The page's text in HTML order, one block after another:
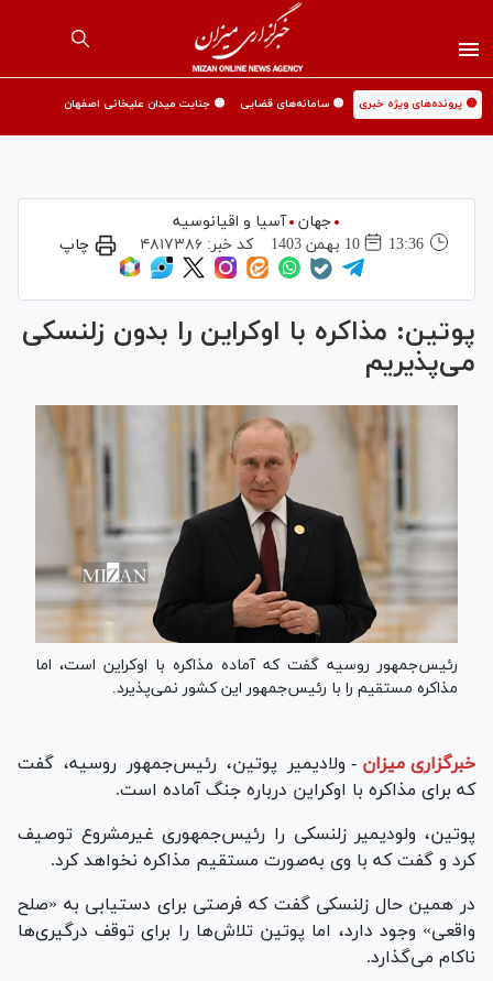
🟡 پرونده‌های ویژه خبری 🟡 سامانه‌های قضایی 🟡 جنایت میدان علیخانی اصفهان
جهان
آسیا و اقیانوسیه
13:36
10 بهمن 1403 کد خبر:۴۸۱۷۳۸۶ چاپ
پوتین: مذاکره با اوکراین را بدون زلنسکی
می‌پذیریم
رئیس‌جمهور روسیه گفت که آماده مذاکره با اوکراین است، اما
مذاکره مستقیم را با رئیس‌جمهور این کشور نمی‌پذیرد.
خبرگزاری میزان - ولادیمیر پوتین، رئیس‌جمهور روسیه، گفت
که برای مذاکره با اوکراین درباره جنگ آماده است.
پوتین، ولودیمیر زلنسکی را رئیس‌جمهوری غیرمشروع توصیف
کرد و گفت که با وی به‌صورت مستقیم مذاکره نخواهد کرد.
در همین حال زلنسکی گفت که فرصتی برای دستیابی به «صلح
واقعی» وجود دارد، اما پوتین تلاش‌ها را برای توقف درگیری‌ها
ناکام می‌گذارد.